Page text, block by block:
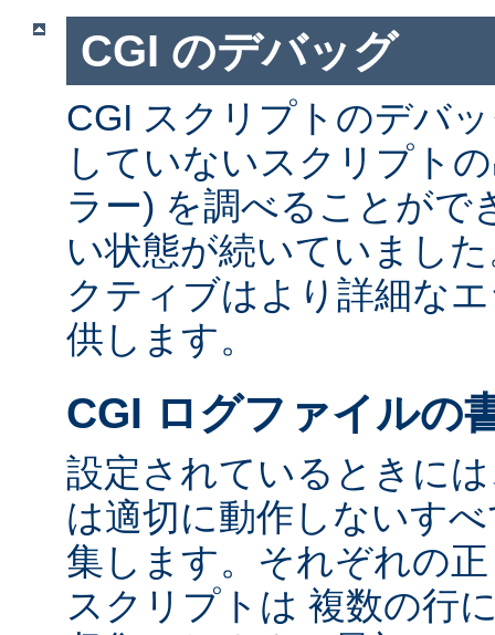
CGI のデバッグ
CGI スクリプトのデバ
していないスクリプト
ラー) を調べることがで
い状態が続いていまし
クティブはより詳細な
供します。
CGI ログファイルの
設定されているときに
は適切に動作しないす
集します。それぞれの
スクリプトは 複数の行